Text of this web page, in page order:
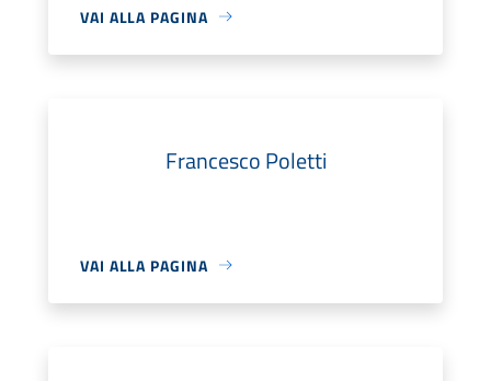
VAI ALLA PAGINA
Francesco Poletti
VAI ALLA PAGINA